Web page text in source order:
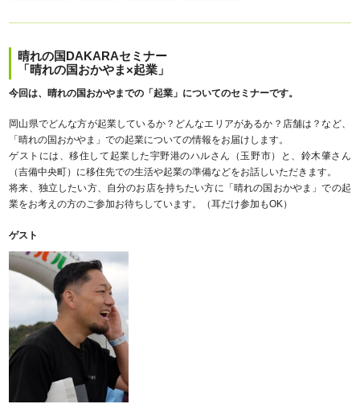
晴れの国DAKARAセミナー
「晴れの国おかやま×起業」
今回は、晴れの国おかやまでの「起業」についてのセミナーです。
岡山県でどんな方が起業しているか？どんなエリアがあるか？店舗は？など、
「晴れの国おかやま」での起業についての情報をお届けします。
ゲストには、移住して起業した宇野港のハルさん（玉野市）と、鈴木肇さん
（吉備中央町）に移住先での生活や起業の準備などをお話しいただきます。
将来、独立したい方、自分のお店を持ちたい方に「晴れの国おかやま」での起
業をお考えの方のご参加お待ちしています。（耳だけ参加もOK）
ゲスト